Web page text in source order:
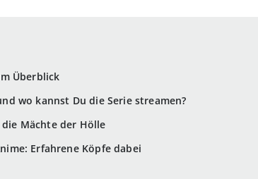
Überblick
wo kannst Du die Serie streamen?
Mächte der Hölle
Erfahrene Köpfe dabei